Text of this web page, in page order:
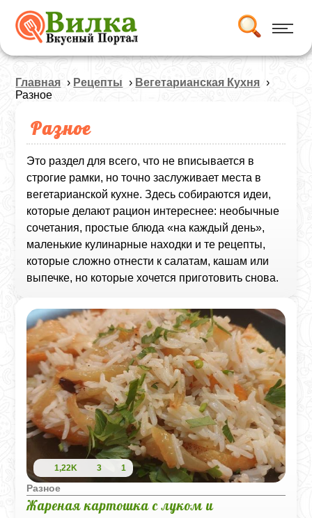
Главная › Рецепты › Вегетарианская Кухня ›
Разное
Разное
Это раздел для всего, что не вписывается в
строгие рамки, но точно заслуживает места в
вегетарианской кухне. Здесь собираются идеи,
которые делают рацион интереснее: необычные
сочетания, простые блюда «на каждый день»,
маленькие кулинарные находки и те рецепты,
которые сложно отнести к салатам, кашам или
выпечке, но которые хочется приготовить снова.
1,22K 3 1
Разное
Жареная картошка с луком и